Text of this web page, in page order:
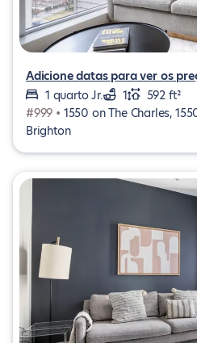
Adicione datas para ver os
1 quarto Jr.
1
592 ft²
#999 • 1550 on The Charles,
Brighton